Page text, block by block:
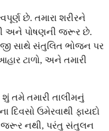
છે. તમારા શરીરને
અને પોષણની જરૂર છે.
સાથે સંતુલિત ભોજન પર
ટાળો, અને તમારી
શું તમે તમારી તાલીમનું
દિવસો ઉમેરવાથી ફાયદો
જરૂર નથી, પરંતુ સંતુલન